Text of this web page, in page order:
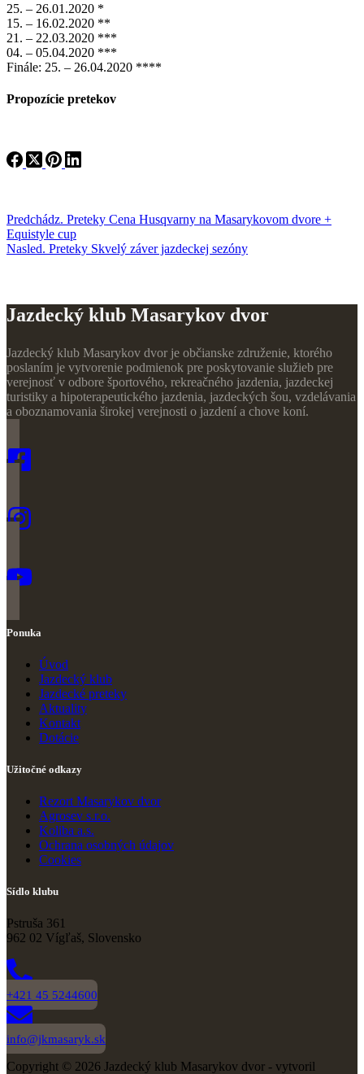
25. – 26.01.2020 *
15. – 16.02.2020 **
21. – 22.03.2020 ***
04. – 05.04.2020 ***
Finále: 25. – 26.04.2020 ****
Propozície pretekov
Predchádz. Preteky Cena Husqvarny na Masarykovom dvore +
Equistyle cup
Nasled. Preteky Skvelý záver jazdeckej sezóny
Jazdecký klub Masarykov dvor
Jazdecký klub Masarykov dvor je občianske združenie, ktorého
poslaním je vytvorenie podmienok pre poskytovanie služieb pre
verejnosť v odbore športového, rekreačného jazdenia, jazdeckej
turistiky a hipoterapeutického jazdenia, jazdeckých šou, vzdelávania
a oboznamovania širokej verejnosti o jazdení a chove koní.
Ponuka
Úvod
Jazdecký klub
Jazdecké preteky
Aktuality
Kontakt
Dotácie
Užitočné odkazy
Rezort Masarykov dvor
Agrosev s.r.o.
Koliba a.s.
Ochrana osobných údajov
Cookies
Sídlo klubu
Pstruša 361
962 02 Vígľaš, Slovensko
+421 45 5244600
info@jkmasaryk.sk
Copyright © 2026 Jazdecký klub Masarykov dvor - vytvoril